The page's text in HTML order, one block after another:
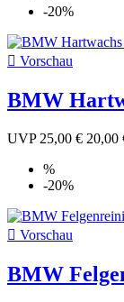
-20%
 Vorschau
BMW
UVP 25,00 € 20,00
%
-20%
 Vorschau
BMW